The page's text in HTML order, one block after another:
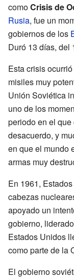
comoCrisis de
Rusia, fue un
gobiernos de los
Duró 13 días, del
Esta crisis
misiles muy
Unión Soviética
uno de los
periodo en el
desacuerdo, y
en que el mundo
armas muy
En 1961,
cabezas
apoyado un
gobierno,
Estados Unidos
como parte de la
El gobierno